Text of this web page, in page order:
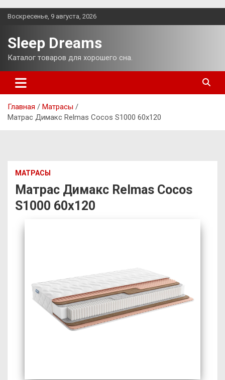
Перейти
Воскресенье, 9 августа, 2026
Sleep Dreams
Каталог товаров для хорошего сна.
Главная
Матрасы
Матрас Димакс Relmas Cocos S1000 60х120
МАТРАСЫ
Матрас Димакс Relmas Cocos
S1000 60х120